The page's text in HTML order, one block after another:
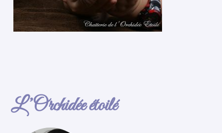
L’Orchidée étoilé